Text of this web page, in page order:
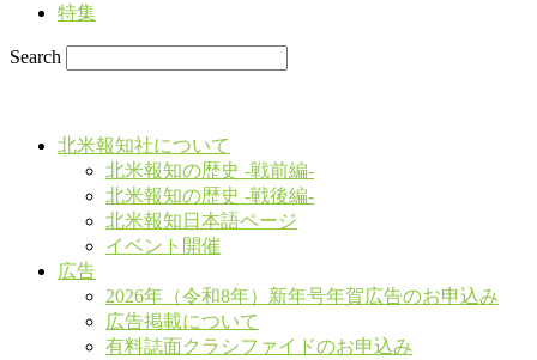
特集
Search
北米報知社について
北米報知の歴史 -戦前編-
北米報知の歴史 -戦後編-
北米報知日本語ページ
イベント開催
広告
2026年（令和8年）新年号年賀広告のお申込み
広告掲載について
有料誌面クラシファイドのお申込み